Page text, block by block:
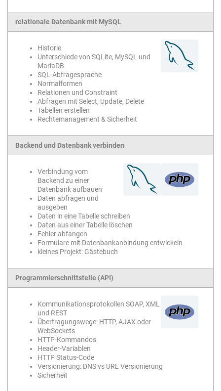
relationale Datenbank mit MySQL
Historie
Unterschiede von SQLite, MySQL und
MariaDB
SQL-Abfragesprache
Normalformen
Relationen und Constraint
Abfragen mit Select, Update, Delete
Tabellen erstellen
Rechtemanagement & Sicherheit
Backend und Datenbank verbinden
Verbindung vom
Backend zu einer
Datenbank aufbauen
Daten abfragen und
ausgeben
Daten in eine Tabelle schreiben
Daten aus einer Tabelle löschen
Fehler abfangen
Formulare mit Datenbankanbindung entwickeln
kleines Projekt: Gästebuch
Programmierschnittstelle (API)
Kommunikationsprotokollen SOAP, XML
und REST
Übertragungswege: HTTP, AJAX oder
WebSockets
HTTP-Kommandos
Header-Variablen
HTTP Status-Code
Versionierung: DNS vs URL Versionierung
Sicherheit